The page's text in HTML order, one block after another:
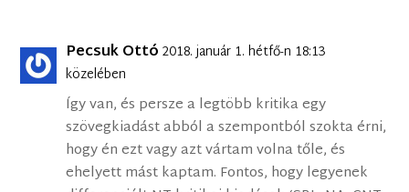
Pecsuk Ottó 2018. január 1. hétfő-n 18:13
közelében
Így van, és persze a legtöbb kritika egy
szövegkiadást abból a szempontból szokta érni,
hogy én ezt vagy azt vártam volna tőle, és
ehelyett mást kaptam. Fontos, hogy legyenek